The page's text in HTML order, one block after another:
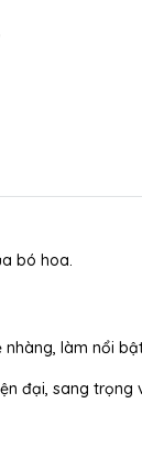
bó hoa.
làm nổi
đại, sang trọng